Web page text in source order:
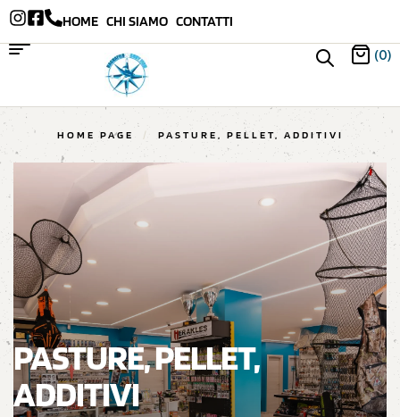
HOME CHI SIAMO CONTATTI
(0)
HOME PAGE / PASTURE, PELLET, ADDITIVI
PASTURE, PELLET,
ADDITIVI